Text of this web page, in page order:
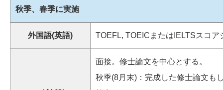
秋季、春季に実施
外国語(英語) TOEFL, TOEICまたはIELTSスコ
面接。修士論文を中心とする。
秋季(8月末)：完成した修士論文も